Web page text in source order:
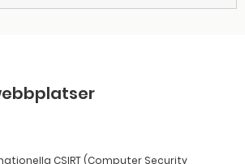
nationella CSIRT (Computer Security